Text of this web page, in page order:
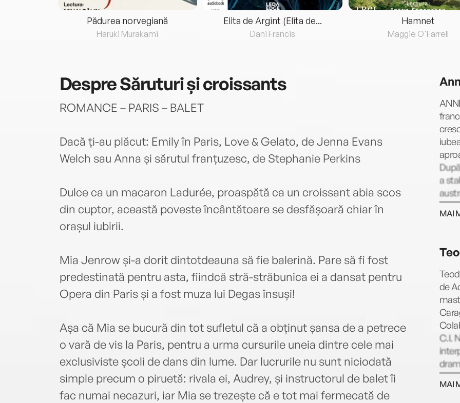
Pădurea norvegiană
Haruki Murakami
Elita de Argint (Elita de...
Dani Francis
Hamnet
Maggie O'Farrell
DespreSăruturi și croissants
ROMANCE – PARIS – BALET
Dacă ți-au plăcut: Emily în Paris, Love & Gelato, de Jenna Evans
Welch sau Anna și sărutul franțuzesc, de Stephanie Perkins
Dulce ca un macaron Ladurée, proaspătă ca un croissant abia scos
din cuptor, această poveste încântătoare se desfășoară chiar în
orașul iubirii.
Mia Jenrow și-a dorit dintotdeauna să fie balerină. Pare să fi fost
predestinată pentru asta, fiindcă stră-străbunica ei a dansat pentru
Opera din Paris și a fost muza lui Degas însuși!
Așa că Mia se bucură din tot sufletul că a obținut șansa de a petrece
o vară de vis la Paris, pentru a urma cursurile uneia dintre cele mai
exclusiviste școli de dans din lume. Dar lucrurile nu sunt niciodată
simple precum o piruetă: rivala ei, Audrey, și instructorul de balet îi
fac numai necazuri, iar Mia se trezește că e tot mai fermecată de
a
A
care
și
MAI
de
C.I.
în
MAI